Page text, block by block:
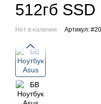
512гб SSD
Нет в наличии Артикул: